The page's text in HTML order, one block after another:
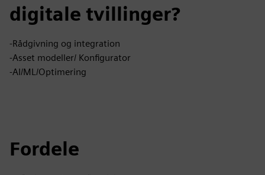
digitale tvillinger?
-Rådgivning og integration
-Asset modeller/ Konfigurator
-AI/ML/Optimering
Fordele